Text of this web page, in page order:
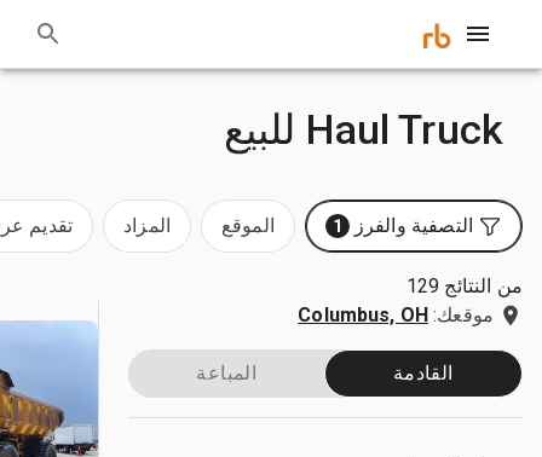
Haul Truck للبيع
التصفية والفرز 1 الموقع المزاد تقديم
من النتائج 129
موقعك: Columbus, OH
القادمة المباعة